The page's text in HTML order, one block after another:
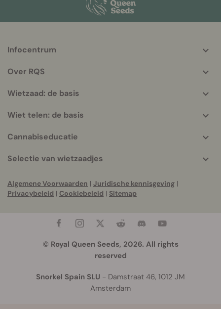
info
Infocentrum
Over RQS
Wietzaad: de basis
Wiet telen: de basis
Cannabiseducatie
Selectie van wietzaadjes
Algemene Voorwaarden | Juridische kennisgeving |
Privacybeleid | Cookiebeleid | Sitemap
© Royal Queen Seeds, 2026. All rights
reserved
Snorkel Spain SLU - Damstraat 46, 1012 JM
Amsterdam